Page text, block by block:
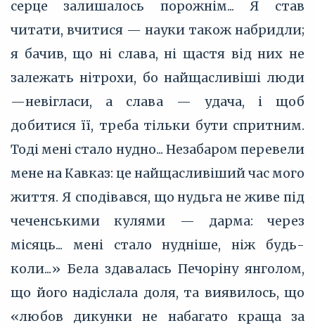
серце залишалось порожнім... Я став
читати, вчитися — науки також набридли;
я бачив, що ні слава, ні щастя від них не
залежать нітрохи, бо найщасливіші люди
—невігласи, а слава — удача, і щоб
добитися її, треба тільки бути спритним.
Тоді мені стало нудно... Незабаром перевели
мене на Кавказ: це найщасливіший час мого
життя. Я сподівався, що нудьга не живе під
чеченськими кулями — дарма: через
місяць... мені стало нудніше, ніж будь-
коли...» Бела здавалась Печоріну янголом,
що його надіслала доля, та виявилось, що
«любов дикунки не набагато краща за